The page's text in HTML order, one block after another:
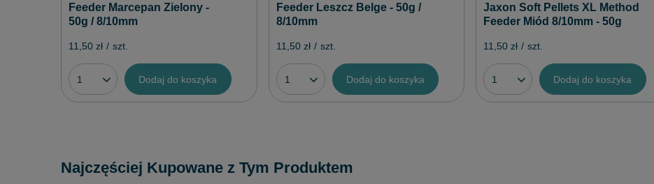
Feeder Marcepan Zielony -
50g / 8/10mm
11,50 zł / szt.
Dodaj do koszyka
Feeder Leszcz Belge - 50g /
8/10mm
11,50 zł / szt.
Dodaj do koszyka
Jaxon Soft Pellets XL Method
Feeder Miód 8/10mm - 50g
11,50 zł / szt.
Dodaj do koszyka
Najczęściej Kupowane z Tym Produktem